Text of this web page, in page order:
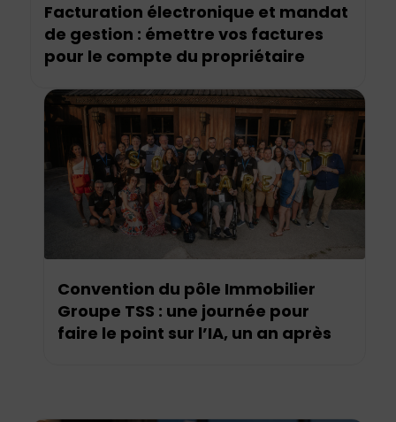
Facturation électronique et mandat
de gestion : émettre vos factures
pour le compte du propriétaire
Convention du pôle Immobilier
Groupe TSS : une journée pour
faire le point sur l’IA, un an après